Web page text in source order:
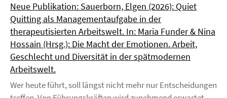
Neue Publikation: Sauerborn, Elgen (2026): Quiet
Quitting als Managementaufgabe in der
therapeutisierten Arbeitswelt. In: Maria Funder & Nina
Hossain (Hrsg.): Die Macht der Emotionen. Arbeit,
Geschlecht und Diversität in der spätmodernen
Arbeitswelt.
Wer heute führt, soll längst nicht mehr nur Entscheidungen